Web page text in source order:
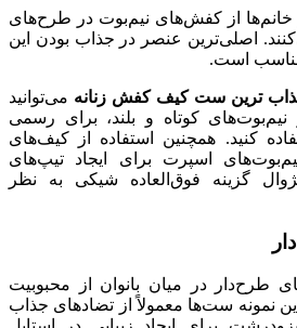
خانم‌ها از کفش‌های نیم‌بوت در طرح‌های
اصلی‌ترین عنصر در جذاب بودن این
است.
ترین ست کیف کفش زنانهمی‌توانید
نیم‌بوت‌های کوتاه و بلند، برای رسمی
کنید. همچنین استفاده از کیف‌های
اسپرت برای ایجاد تیپ‌های
گزینه فوق‌العاده شیکی به نظر
طرح‌دار در میان بانوان از محبوبیت
نمونه ست‌ها معمولاً از تضادهای جذاب